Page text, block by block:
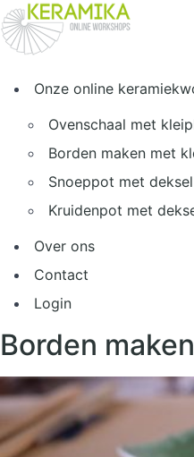
Spring
naar
de
Onze online
Ovenschaal met
Borden maken met
Snoeppot met
Kruidenpot met
Over ons
Contact
Login
Borden